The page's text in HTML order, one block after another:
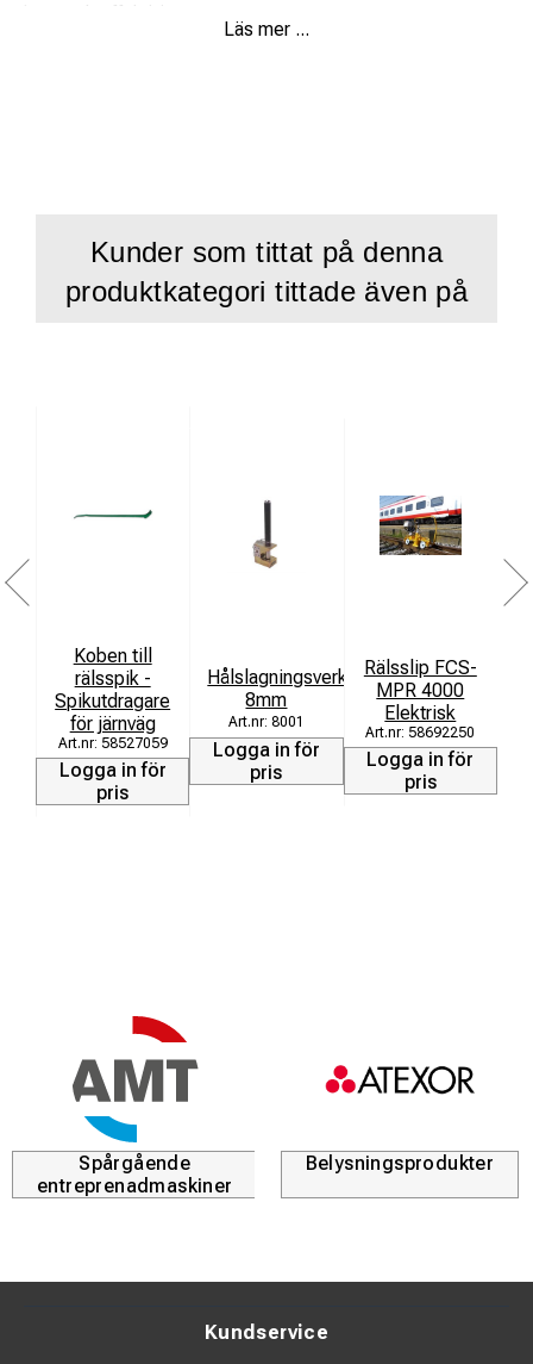
kostnadseffektivitet.
Läs mer ...
Kunder som tittat på denna
produktkategori tittade även på
Koben till
rälsspik -
Spikutdragare
för järnväg
58527059
Logga in för
pris
Hålslagningsverktyg
8mm
8001
Logga in för
pris
Rälsslip FCS-
MPR 4000
Elektrisk
58692250
Logga in för
pris
Spårgående
entreprenadmaskiner
Belysningsprodukter
Kundservice